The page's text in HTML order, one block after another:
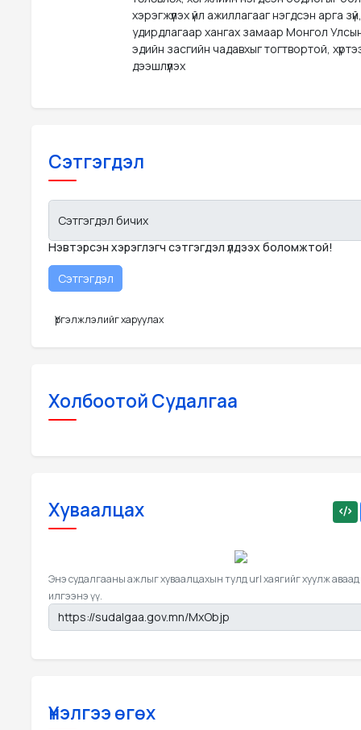
хэрэгжүүлэх үйл ажиллагааг нэгдсэн арга зүй,
удирдлагаар хангах замаар Монгол
эдийн засгийн чадавхыг тогтвортой,
дээшлүүлэх
Сэтгэгдэл
Сэтгэгдэл бичих
Нэвтэрсэн хэрэглэгч сэтгэгдэл үлдээх боломжтой!
Үргэлжлэлийг харуулах
Холбоотой Судалгаа
Хуваалцах
Энэ судалгааны ажлыг хуваалцахын тулд url хаягийг хуулж аваад
илгээнэ үү.
Үнэлгээ өгөх